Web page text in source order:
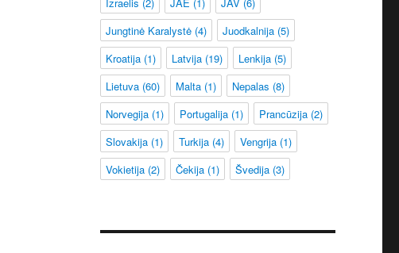
Jungtinė Karalystė(4) Juodkalnija(5)
Kroatija(1) Latvija(19) Lenkija(5)
Lietuva(60) Malta(1) Nepalas (8)
Norvegija(1) Portugalija(1) Prancūzija(2)
Slovakija(1) Turkija(4) Vengrija(1)
Vokietija(2) Čekija(1) Švedija(3)